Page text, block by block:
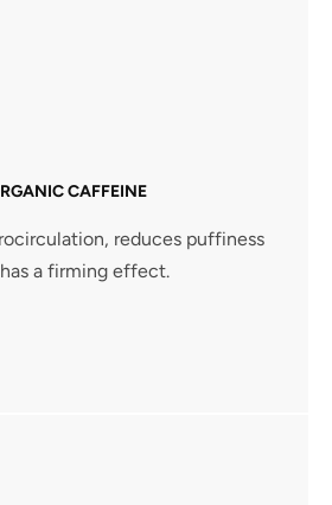
CAFFEINE
reduces puffiness
a firming effect.